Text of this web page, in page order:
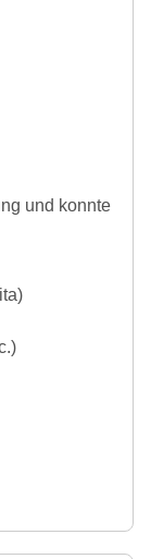
und konnte